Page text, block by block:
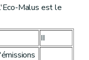
Malus est le
II